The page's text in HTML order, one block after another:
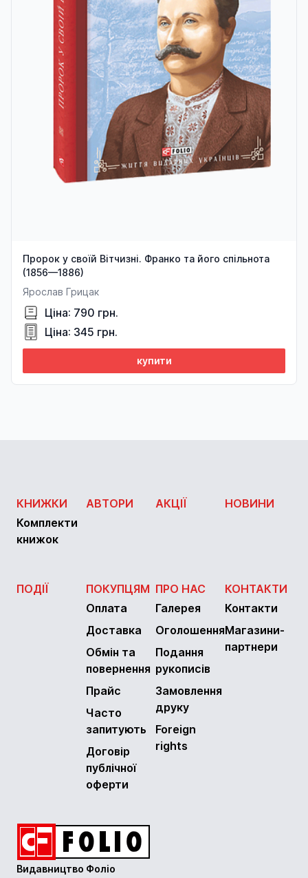
Пророк у своїй Вітчизні. Франко та його спільнота
(1856—1886)
Ярослав Грицак
Ціна: 790 грн.
Ціна: 345 грн.
купити
КНИЖКИ
Комплекти
книжок
АВТОРИ АКЦІЇ НОВИНИ
ПОДІЇ
ПОКУПЦЯМ
Оплата
Доставка
Обмін та
повернення
Прайс
Часто
запитують
Договір
публічної
оферти
ПРО НАС
Галерея
Оголошення
Подання
рукописів
Замовлення
друку
Foreign
rights
КОНТАКТИ
Контакти
Магазини-
партнери
Видавництво Фоліо